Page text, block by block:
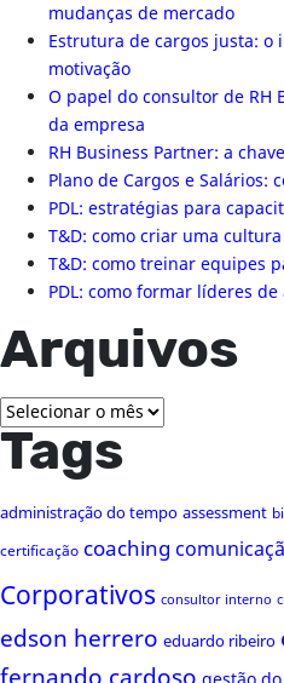
mudanças de mercado
Estrutura de cargos justa: o
motivação
O papel do consultor de RH
da empresa
RH Business Partner: a
Plano de Cargos e Salários:
PDL: estratégias para
T&D: como criar uma
T&D: como treinar equipes
PDL: como formar líderes
Arquivos
Arquivos
Tags
administração do tempo assessment
certificação coaching
Corporativos consultor interno
edson herrero eduardo ribeiro